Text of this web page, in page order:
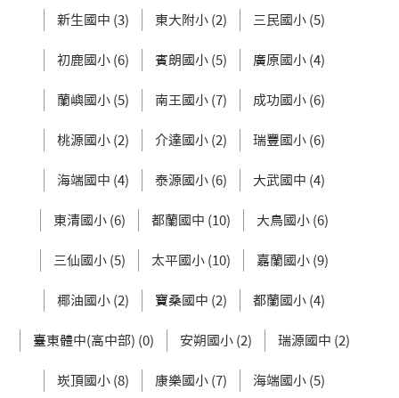
新生國中 (3) 東大附小 (2) 三民國小 (5)
初鹿國小 (6) 賓朗國小 (5) 廣原國小 (4)
蘭嶼國小 (5) 南王國小 (7) 成功國小 (6)
桃源國小 (2) 介達國小 (2) 瑞豐國小 (6)
海端國中 (4) 泰源國小 (6) 大武國中 (4)
東清國小 (6) 都蘭國中 (10) 大鳥國小 (6)
三仙國小 (5) 太平國小 (10) 嘉蘭國小 (9)
椰油國小 (2) 寶桑國中 (2) 都蘭國小 (4)
臺東體中(高中部) (0) 安朔國小 (2) 瑞源國中 (2)
崁頂國小 (8) 康樂國小 (7) 海端國小 (5)